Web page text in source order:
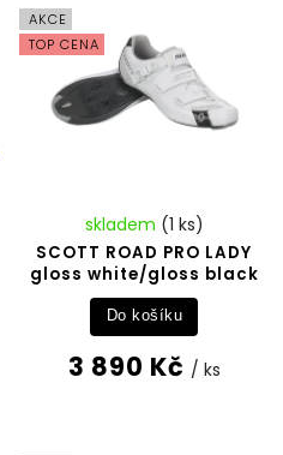
AKCE
TOP CENA
SCOTT ROAD PRO LADY
gloss white/gloss black
skladem (1 ks)
3 890 Kč / ks
Do košíku